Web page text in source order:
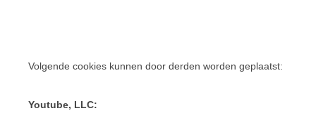
Volgende cookies kunnen door derden worden geplaatst:
Youtube, LLC: